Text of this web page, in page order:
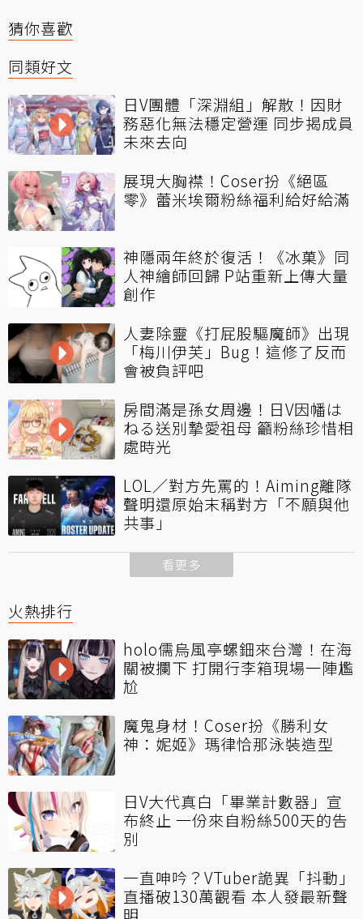
猜你喜歡
同類好文
日V團體「深淵組」解散！因財
務惡化無法穩定營運 同步揭成員
未來去向
展現大胸襟！Coser扮《絕區
零》蕾米埃爾粉絲福利給好給滿
神隱兩年終於復活！《冰菓》同
人神繪師回歸 P站重新上傳大量
創作
人妻除靈《打屁股驅魔師》出現
「梅川伊芙」Bug！這修了反而
會被負評吧
房間滿是孫女周邊！日V因幡は
ねる送別摯愛祖母 籲粉絲珍惜相
處時光
LOL／對方先罵的！Aiming離隊
聲明還原始末稱對方「不願與他
共事」
看更多
火熱排行
holo儒烏風亭螺鈿來台灣！在海
關被攔下 打開行李箱現場一陣尷
尬
魔鬼身材！Coser扮《勝利女
神：妮姬》瑪律恰那泳裝造型
日V大代真白「畢業計數器」宣
布終止 一份來自粉絲500天的告
別
一直呻吟？VTuber詭異「抖動」
直播破130萬觀看 本人發最新聲
明